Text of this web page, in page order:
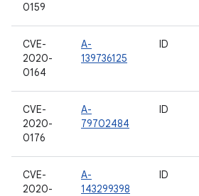
0159
CVE-
2020-
0164
A-
139736125
ID
CVE-
2020-
0176
A-
79702484
ID
CVE-
2020-
A-
143299398
ID